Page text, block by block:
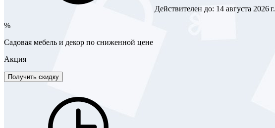
Действителен до: 14 августа 2026 г.
%
Садовая мебель и декор по сниженной цене
Акция
Получить скидку